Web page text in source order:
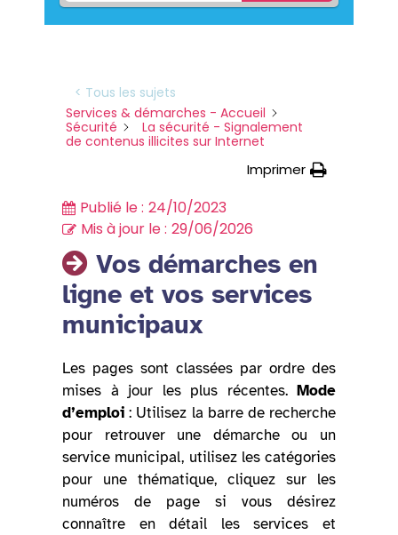
< Tous les sujets
Services & démarches - Accueil
Sécurité
La sécurité - Signalement
de contenus illicites sur Internet
Imprimer
Publié le : 24/10/2023
Mis à jour le : 29/06/2026
Vos démarches en
ligne et vos services
municipaux
Les pages sont classées par ordre des
mises à jour les plus récentes. Mode
d’emploi : Utilisez la barre de recherche
pour retrouver une démarche ou un
service municipal, utilisez les catégories
pour une thématique, cliquez sur les
numéros de page si vous désirez
connaître en détail les services et